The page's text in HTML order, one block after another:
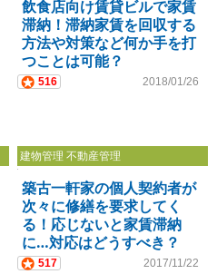
飲食店向け賃貸ビルで家賃
滞納！滞納家賃を回収する
方法や対策など何か手を打
つことは可能？
516 2018/01/26
建物管理 不動産管理
築古一軒家の個人契約者が
次々に修繕を要求してく
る！応じないと家賃滞納
に…対応はどうすべき？
517 2017/11/22